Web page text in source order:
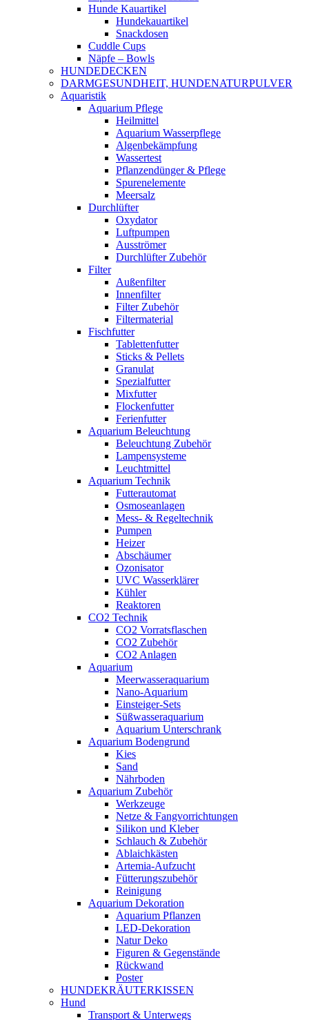
Hunde Kauartikel
Hundekauartikel
Snackdosen
Cuddle Cups
Näpfe – Bowls
HUNDEDECKEN
DARMGESUNDHEIT, HUNDENATURPULVER
Aquaristik
Aquarium Pflege
Heilmittel
Aquarium Wasserpflege
Algenbekämpfung
Wassertest
Pflanzendünger & Pflege
Spurenelemente
Meersalz
Durchlüfter
Oxydator
Luftpumpen
Ausströmer
Durchlüfter Zubehör
Filter
Außenfilter
Innenfilter
Filter Zubehör
Filtermaterial
Fischfutter
Tablettenfutter
Sticks & Pellets
Granulat
Spezialfutter
Mixfutter
Flockenfutter
Ferienfutter
Aquarium Beleuchtung
Beleuchtung Zubehör
Lampensysteme
Leuchtmittel
Aquarium Technik
Futterautomat
Osmoseanlagen
Mess- & Regeltechnik
Pumpen
Heizer
Abschäumer
Ozonisator
UVC Wasserklärer
Kühler
Reaktoren
CO2 Technik
CO2 Vorratsflaschen
CO2 Zubehör
CO2 Anlagen
Aquarium
Meerwasseraquarium
Nano-Aquarium
Einsteiger-Sets
Süßwasseraquarium
Aquarium Unterschrank
Aquarium Bodengrund
Kies
Sand
Nährboden
Aquarium Zubehör
Werkzeuge
Netze & Fangvorrichtungen
Silikon und Kleber
Schlauch & Zubehör
Ablaichkästen
Artemia-Aufzucht
Fütterungszubehör
Reinigung
Aquarium Dekoration
Aquarium Pflanzen
LED-Dekoration
Natur Deko
Figuren & Gegenstände
Rückwand
Poster
HUNDEKRÄUTERKISSEN
Hund
Transport & Unterwegs